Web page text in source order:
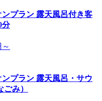
プラン 露天風呂付き客
分
プラン 露天風呂・サウ
み）